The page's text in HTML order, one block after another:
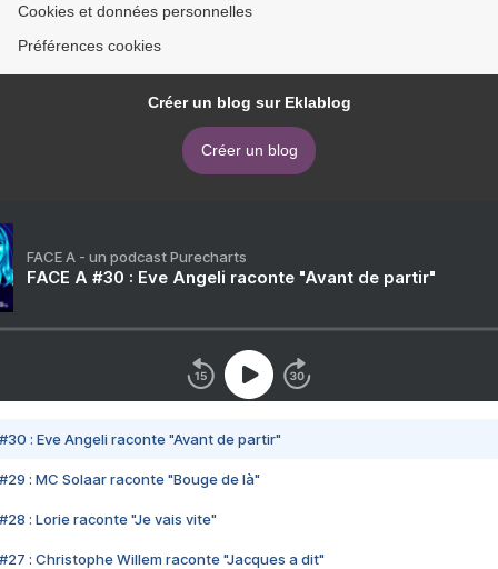
Cookies et données personnelles
Préférences cookies
Créer un blog sur Eklablog
Créer un blog
FACE A - un podcast Purecharts
FACE A #30 : Eve Angeli raconte "Avant de partir"
#30 : Eve Angeli raconte "Avant de partir"
#29 : MC Solaar raconte "Bouge de là"
#28 : Lorie raconte "Je vais vite"
#27 : Christophe Willem raconte "Jacques a dit"